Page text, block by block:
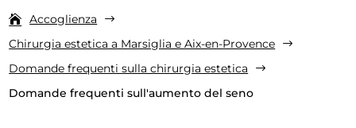
Accoglienza $
Chirurgia estetica a Marsiglia e Aix-en-Provence $
Domande frequenti sulla chirurgia estetica $
Domande frequenti sull'aumento del seno